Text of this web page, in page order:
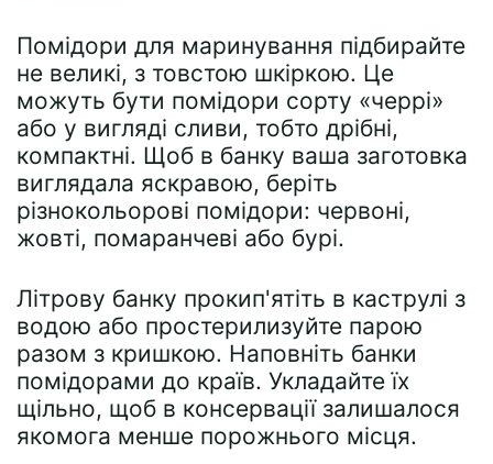
Помідори для маринування підбирайте
не великі, з товстою шкіркою. Це
можуть бути помідори сорту «черрі»
або у вигляді сливи, тобто дрібні,
компактні. Щоб в банку ваша заготовка
виглядала яскравою, беріть
різнокольорові помідори: червоні,
жовті, помаранчеві або бурі.
Літрову банку прокип'ятіть в каструлі з
водою або простерилизуйте парою
разом з кришкою. Наповніть банки
помідорами до країв. Укладайте їх
щільно, щоб в консервації залишалося
якомога менше порожнього місця.